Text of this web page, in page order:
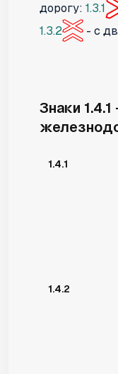
дорогу: 1.3.1
1.3.2
- с
Знаки
1.4.1
1.4.2